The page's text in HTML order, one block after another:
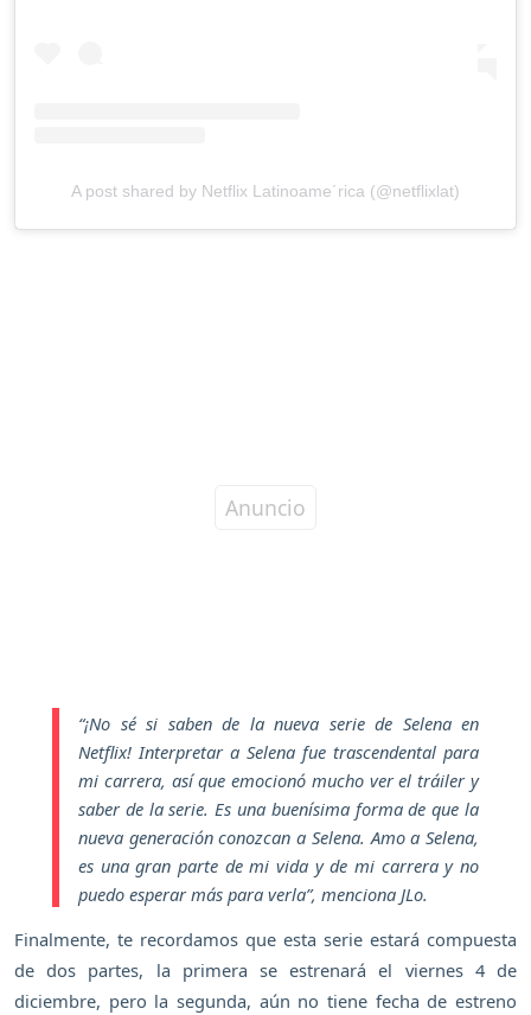
A post shared by Netflix Latinoame´rica (@netflixlat)
“¡No sé si saben de la nueva serie de Selena en
Netflix! Interpretar a Selena fue trascendental para
mi carrera, así que emocionó mucho ver el tráiler y
saber de la serie. Es una buenísima forma de que la
nueva generación conozcan a Selena. Amo a Selena,
es una gran parte de mi vida y de mi carrera y no
puedo esperar más para verla”, menciona JLo.
Finalmente, te recordamos que esta serie estará compuesta
de dos partes, la primera se estrenará el viernes 4 de
diciembre, pero la segunda, aún no tiene fecha de estreno